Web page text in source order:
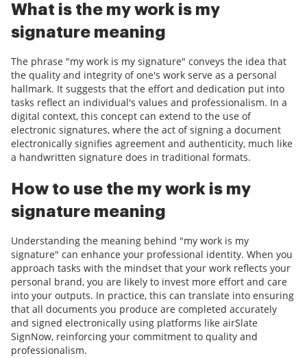
What is the my work is my
signature meaning
The phrase "my work is my signature" conveys the idea that
the quality and integrity of one's work serve as a personal
hallmark. It suggests that the effort and dedication put into
tasks reflect an individual's values and professionalism. In a
digital context, this concept can extend to the use of
electronic signatures, where the act of signing a document
electronically signifies agreement and authenticity, much like
a handwritten signature does in traditional formats.
How to use the my work is my
signature meaning
Understanding the meaning behind "my work is my
signature" can enhance your professional identity. When you
approach tasks with the mindset that your work reflects your
personal brand, you are likely to invest more effort and care
into your outputs. In practice, this can translate into ensuring
that all documents you produce are completed accurately
and signed electronically using platforms like airSlate
SignNow, reinforcing your commitment to quality and
professionalism.